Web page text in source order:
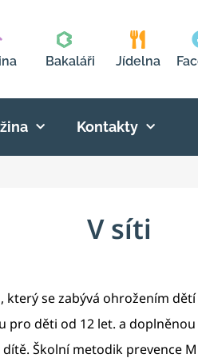
Bakaláři Jídelna
Kontakty
V síti
se zabývá ohrožením
pro děti od 12 let. a
Školní metodik prevence